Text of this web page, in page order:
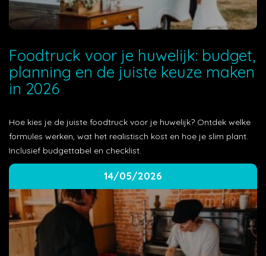
Foodtruck voor je huwelijk: budget,
planning en de juiste keuze maken
in 2026
Hoe kies je de juiste foodtruck voor je huwelijk? Ontdek welke
formules werken, wat het realistisch kost en hoe je slim plant.
Inclusief budgettabel en checklist.
14/05/2026